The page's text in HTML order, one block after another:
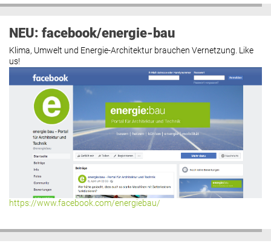
NEU: facebook/energie-bau
Klima, Umwelt und Energie-Architektur brauchen Vernetzung. Like
us!
https://www.facebook.com/energiebau/